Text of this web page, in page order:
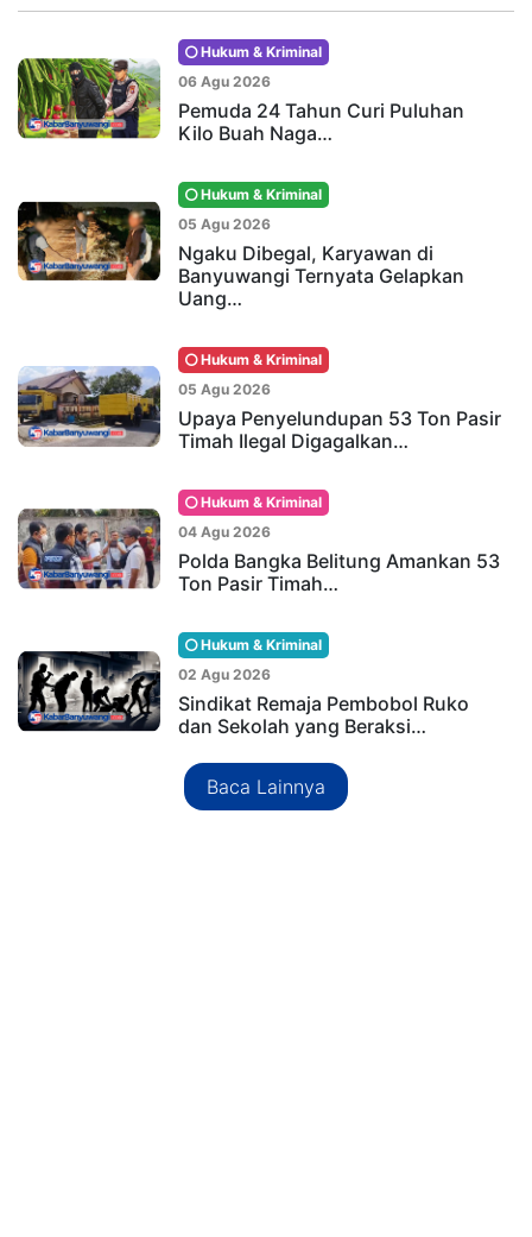
Hukum & Kriminal
06 Agu 2026
Pemuda 24 Tahun Curi Puluhan
Kilo Buah Naga…
Hukum & Kriminal
05 Agu 2026
Ngaku Dibegal, Karyawan di
Banyuwangi Ternyata Gelapkan
Uang…
Hukum & Kriminal
05 Agu 2026
Upaya Penyelundupan 53 Ton Pasir
Timah Ilegal Digagalkan…
Hukum & Kriminal
04 Agu 2026
Polda Bangka Belitung Amankan 53
Ton Pasir Timah…
Hukum & Kriminal
02 Agu 2026
Sindikat Remaja Pembobol Ruko
dan Sekolah yang Beraksi…
Baca Lainnya